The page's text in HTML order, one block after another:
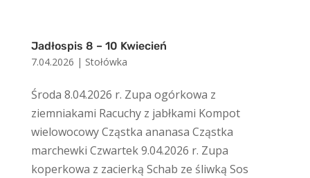
Jadłospis 8 – 10 Kwiecień
7.04.2026 | Stołówka
Środa 8.04.2026 r. Zupa ogórkowa z
ziemniakami Racuchy z jabłkami Kompot
wielowocowy Cząstka ananasa Cząstka
marchewki Czwartek 9.04.2026 r. Zupa
koperkowa z zacierką Schab ze śliwką Sos